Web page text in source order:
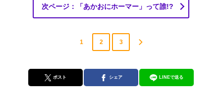
次ページ：「あかおにホーマー」って誰!?
1 2 3
ポスト シェア LINEで送る